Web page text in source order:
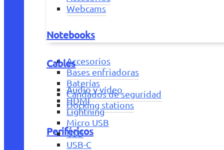
Webcams
Notebooks
Accesorios
Bases enfriadoras
Baterías
Candados de seguridad
Docking stations
Periféricos
Cables
Audio y vídeo
HDMI
Lightning
Micro USB
USB
USB-C